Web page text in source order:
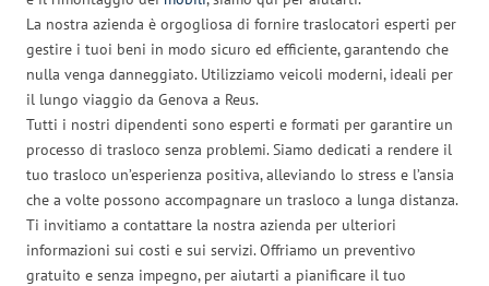
La nostra azienda è orgogliosa di fornire traslocatori esperti per
gestire i tuoi beni in modo sicuro ed efficiente, garantendo che
nulla venga danneggiato. Utilizziamo veicoli moderni, ideali per
il lungo viaggio da Genova a Reus.
Tutti i nostri dipendenti sono esperti e formati per garantire un
processo di trasloco senza problemi. Siamo dedicati a rendere il
tuo trasloco un’esperienza positiva, alleviando lo stress e l’ansia
che a volte possono accompagnare un trasloco a lunga distanza.
Ti invitiamo a contattare la nostra azienda per ulteriori
informazioni sui costi e sui servizi. Offriamo un preventivo
gratuito e senza impegno, per aiutarti a pianificare il tuo